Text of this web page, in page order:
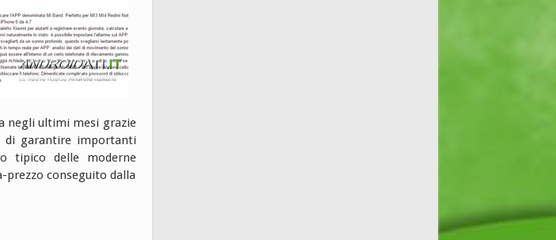
negli ultimi mesi grazie
di garantire importanti
tipico delle moderne
conseguito dalla